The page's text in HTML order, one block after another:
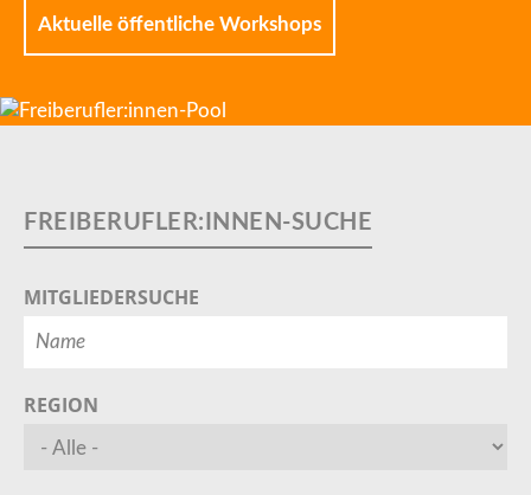
Aktuelle öffentliche Workshops
MITGLIEDERSUCHE
REGION